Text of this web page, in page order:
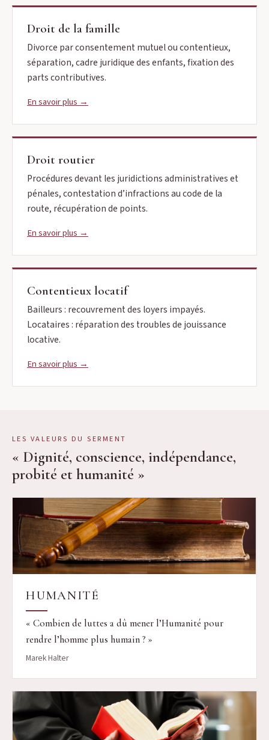
Droit de la famille
Divorce par consentement mutuel ou contentieux,
séparation, cadre juridique des enfants, fixation des
parts contributives.
En savoir plus →
Droit routier
Procédures devant les juridictions administratives et
pénales, contestation d’infractions au code de la
route, récupération de points.
En savoir plus →
Contentieux locatif
Bailleurs : recouvrement des loyers impayés.
Locataires : réparation des troubles de jouissance
locative.
En savoir plus →
LES VALEURS DU SERMENT
« Dignité, conscience, indépendance,
probité et humanité »
HUMANITÉ
« Combien de luttes a dû mener l’Humanité pour
rendre l’homme plus humain ? »
Marek Halter